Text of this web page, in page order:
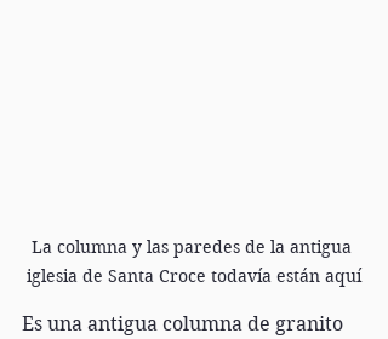
La columna y las paredes de la antigua
iglesia de Santa Croce todavía están aquí
Es una antigua columna de granito